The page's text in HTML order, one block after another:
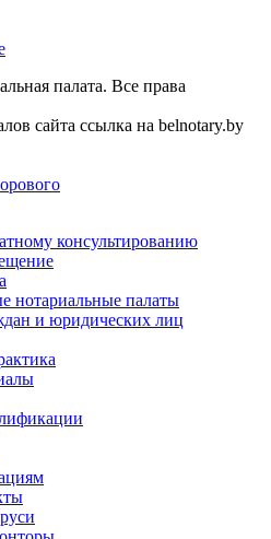
палата. Все права
сайта ссылка на belnotary.by
консультированию
нотариальные палаты
и юридических лиц